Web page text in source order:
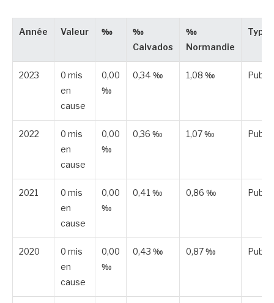
Année Valeur ‰
‰
Calvados
‰
Normandie
Type
2023
0 mis
en
cause
0,00
‰
0,34 ‰ 1,08 ‰
2022
0 mis
en
cause
0,00
‰
0,36 ‰ 1,07 ‰
2021
0 mis
en
cause
0,00
‰
0,41 ‰ 0,86 ‰
2020
0 mis
en
cause
0,00
‰
0,43 ‰ 0,87 ‰